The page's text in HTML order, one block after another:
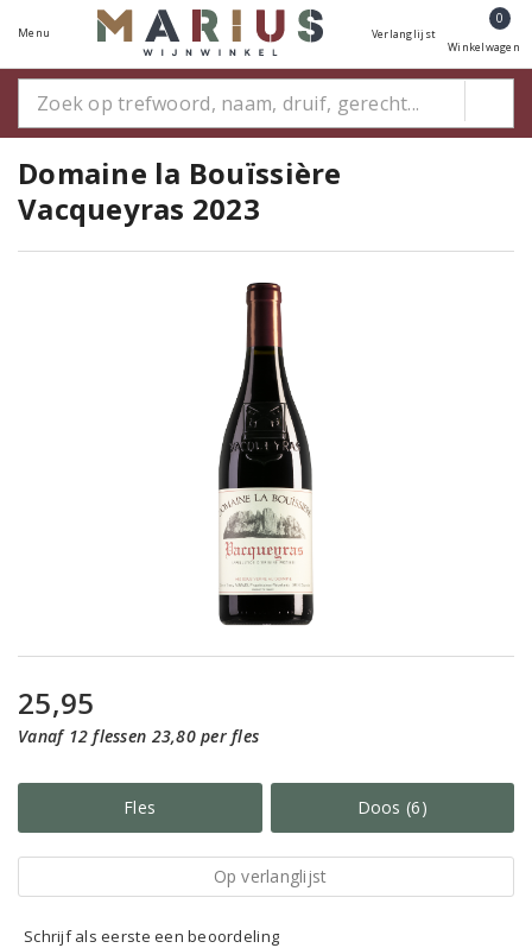
Menu Verlanglijst
0
Winkelwagen
Domaine la Bouïssière
Vacqueyras 2023
25,95
Vanaf 12 flessen 23,80 per fles
Fles Doos (6)
Op verlanglijst
Schrijf als eerste een beoordeling